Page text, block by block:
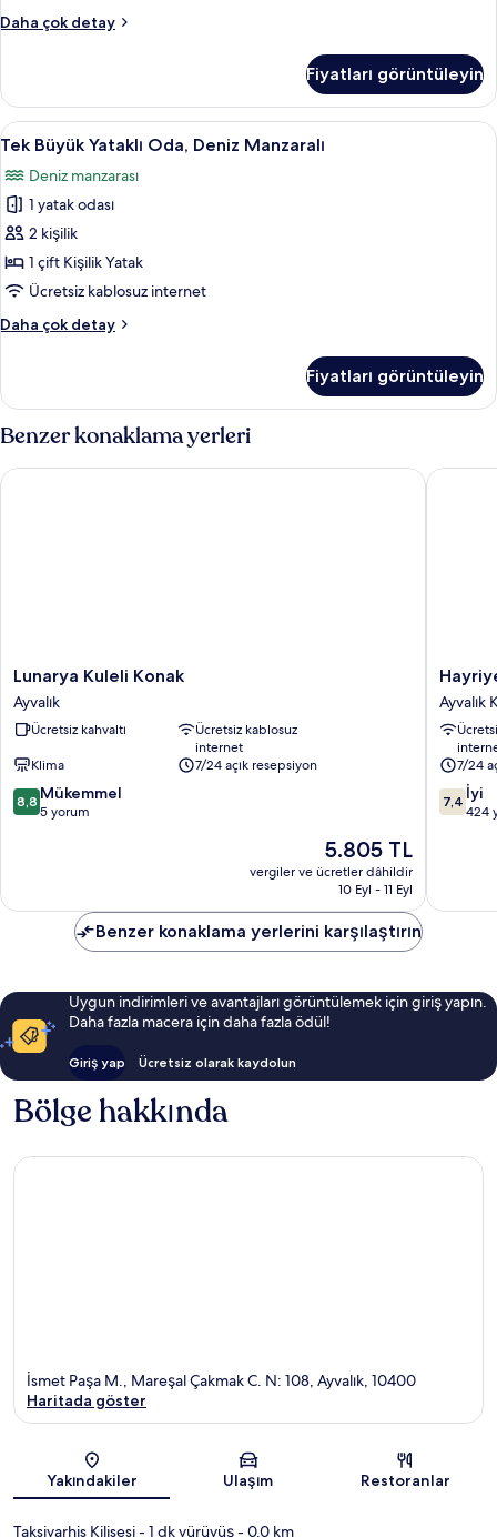
tüm
Daha çok detay
Design
Yatak,
Deniz
Manzaralı
hakkında
daha
fazla
detay
Fiyatları görüntüleyin
Tek
Büyük
Yataklı
Oda,
Deniz
Manzaralı
için
fotoğrafları
Tek Büyük Yataklı Oda, Deniz
6
Tek Büyük Yataklı Oda, Deniz Manzaralı
Deniz manzarası
1 yatak odası
2 kişilik
1 çift Kişilik Yatak
Ücretsiz kablosuz internet
Daha çok detay
Tek
Deniz
Manzaralı
hakkında
daha
fazla
Fiyatları görüntüleyin
Benzer konaklama yerleri
Lunarya
Kuleli
Konak
Ayvalık
Lunarya Kuleli Konak
Ayvalık
Ücretsiz kahvaltı
Ücretsiz kablosuz
internet
Klima
7/24 açık resepsiyon
10
üzerinden
8,8 Mükemmel
5 yorum
Güncel
fiyat:
5.805 TL
5.805 TL
vergiler ve ücretler dâhildir
10 Eyl - 11 Eyl
Lunarya Kuleli Konak
Hayriye
Hanim
Ege
Ayvalık
Kent
Merkezi
Ayvalık
7/24
10
7,4 İyi
424
Hayriye
Benzer konaklama yerlerini karşılaştırın
Uygun indirimleri ve avantajları görüntülemek için giriş yapın.
Daha fazla macera için daha fazla ödül!
Giriş yap Ücretsiz olarak kaydolun
Bölge hakkında
Harita
İsmet Paşa M., Mareşal Çakmak C. N: 108, Ayvalık, 10400
Haritada göster
Yakındakiler Ulaşım Restoranlar
Taksiyarhis Kilisesi- 1 dk yürüyüş- 0.0 km